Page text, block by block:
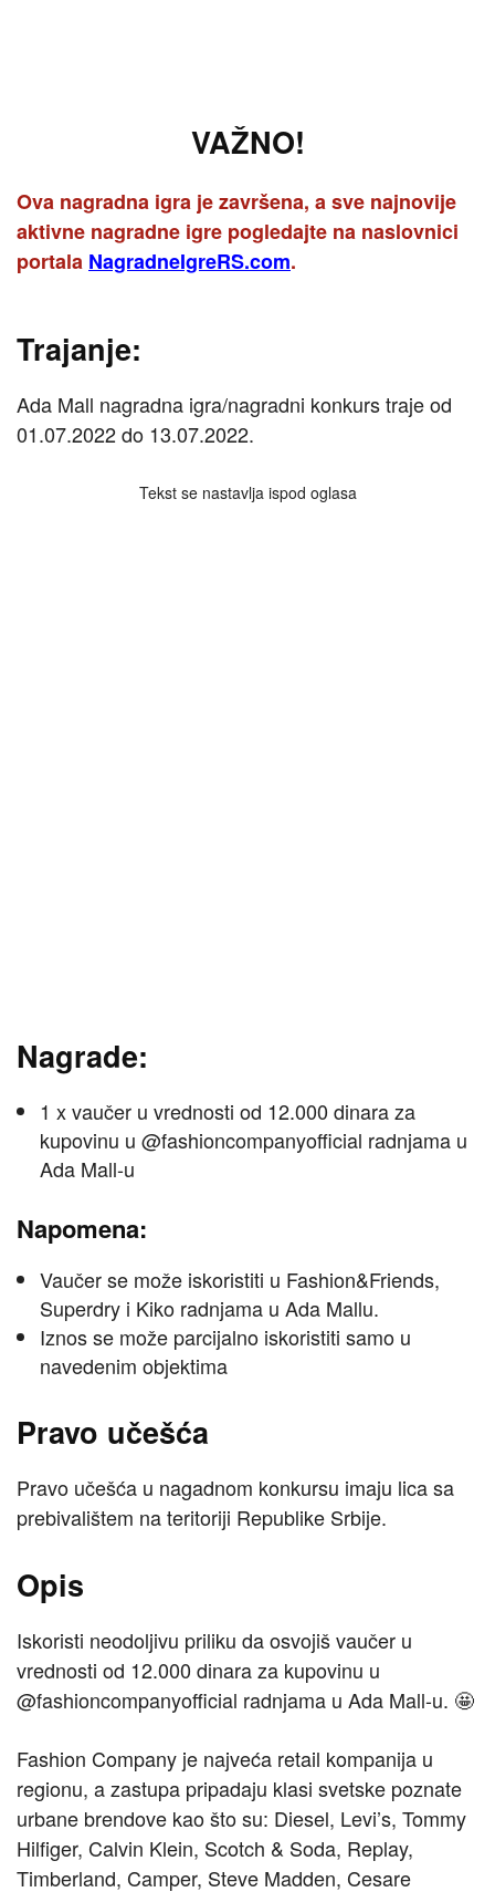
VAŽNO!
Ova nagradna igra je završena, a sve najnovije
aktivne nagradne igre pogledajte na naslovnici
portala NagradneIgreRS.com.
Trajanje:
Ada Mall nagradna igra/nagradni konkurs traje od
01.07.2022 do 13.07.2022.
Tekst se nastavlja ispod oglasa
Nagrade:
1 x vaučer u vrednosti od 12.000 dinara za
kupovinu u @fashioncompanyofficial radnjama u
Ada Mall-u
Napomena:
Vaučer se može iskoristiti u Fashion&Friends,
Superdry i Kiko radnjama u Ada Mallu.
Iznos se može parcijalno iskoristiti samo u
navedenim objektima
Pravo učešća
Pravo učešća u nagadnom konkursu imaju lica sa
prebivalištem na teritoriji Republike Srbije.
Opis
Iskoristi neodoljivu priliku da osvojiš vaučer u
vrednosti od 12.000 dinara za kupovinu u
@fashioncompanyofficial radnjama u Ada Mall-u. 🤩
Fashion Company je najveća retail kompanija u
regionu, a zastupa pripadaju klasi svetske poznate
urbane brendove kao što su: Diesel, Levi’s, Tommy
Hilfiger, Calvin Klein, Scotch & Soda, Replay,
Timberland, Camper, Steve Madden, Cesare